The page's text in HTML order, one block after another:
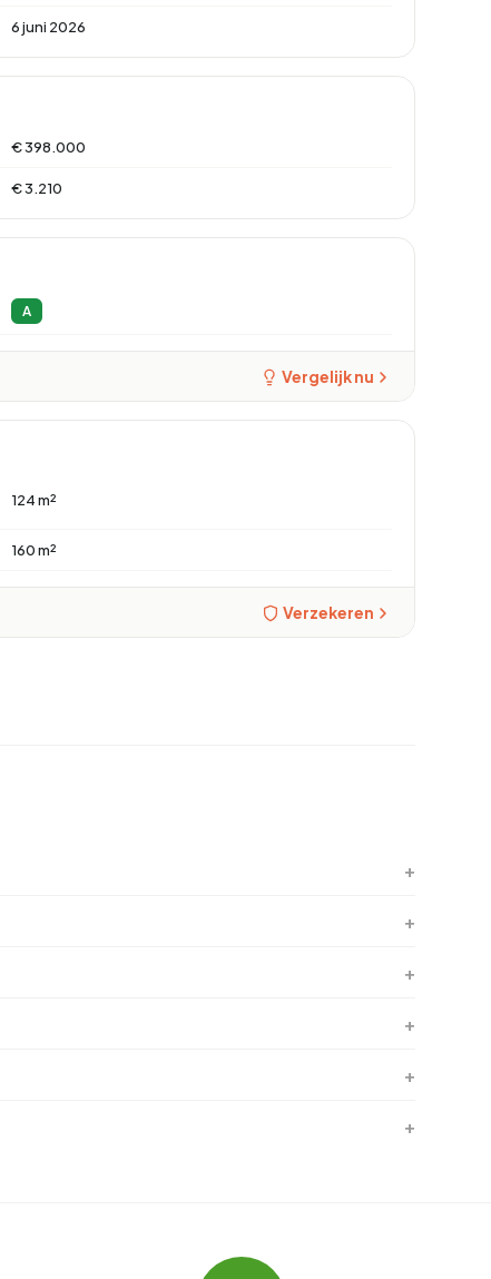
6 juni 2026
€ 398.000
€ 3.210
A
Vergelijk nu
124 m²
160 m²
Verzekeren